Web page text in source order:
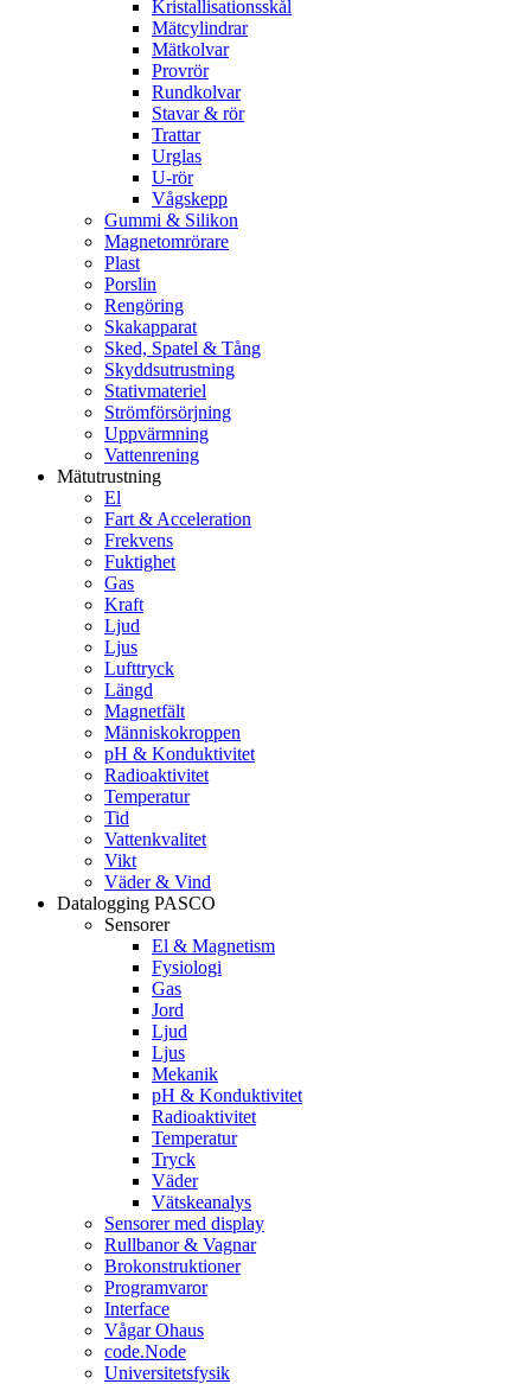
Kristallisationsskål
Mätcylindrar
Mätkolvar
Provrör
Rundkolvar
Stavar & rör
Trattar
Urglas
U-rör
Vågskepp
Gummi & Silikon
Magnetomrörare
Plast
Porslin
Rengöring
Skakapparat
Sked, Spatel & Tång
Skyddsutrustning
Stativmateriel
Strömförsörjning
Uppvärmning
Vattenrening
Mätutrustning
El
Fart & Acceleration
Frekvens
Fuktighet
Gas
Kraft
Ljud
Ljus
Lufttryck
Längd
Magnetfält
Människokroppen
pH & Konduktivitet
Radioaktivitet
Temperatur
Tid
Vattenkvalitet
Vikt
Väder & Vind
Datalogging PASCO
Sensorer
El & Magnetism
Fysiologi
Gas
Jord
Ljud
Ljus
Mekanik
pH & Konduktivitet
Radioaktivitet
Temperatur
Tryck
Väder
Vätskeanalys
Sensorer med display
Rullbanor & Vagnar
Brokonstruktioner
Programvaror
Interface
Vågar Ohaus
code.Node
Universitetsfysik